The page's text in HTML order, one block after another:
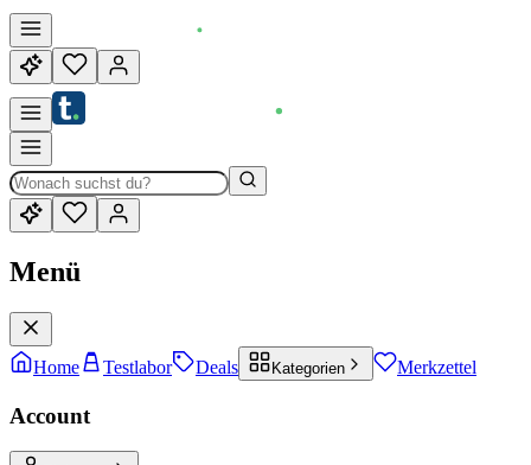
Menü
Home Testlabor Deals Kategorien Merkzettel
Account